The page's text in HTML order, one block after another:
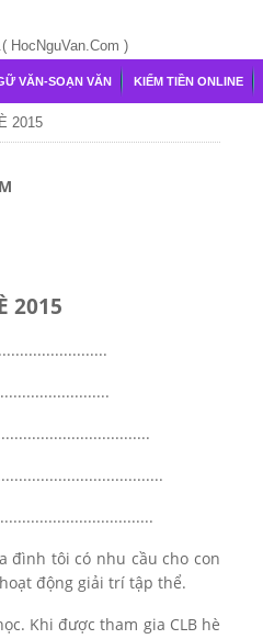
HocNguVan.Com )
VĂN-SOẠN VĂN KIẾM TIỀN ONLINE
2015
2015
đình tôi có nhu cầu cho con
động giải trí tập thể.
Khi được tham gia CLB hè